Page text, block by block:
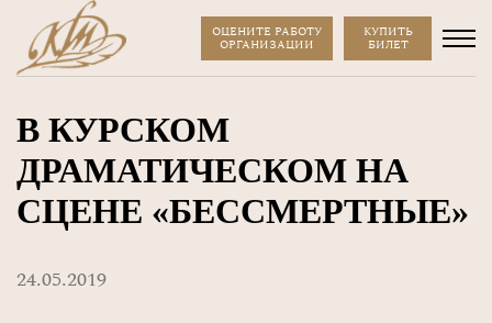
ОЦЕНИТЕ РАБОТУ
ОРГАНИЗАЦИИ
КУПИТЬ
БИЛЕТ
В КУРСКОМ
ДРАМАТИЧЕСКОМ НА
СЦЕНЕ «БЕССМЕРТНЫЕ»
24.05.2019